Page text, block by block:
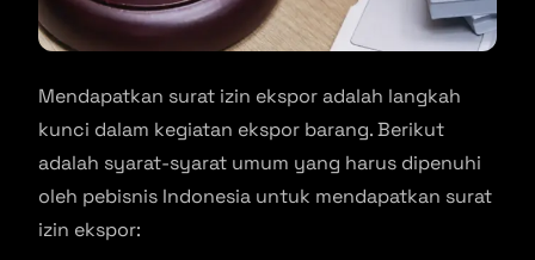
Mendapatkan surat izin ekspor adalah langkah
kunci dalam kegiatan ekspor barang. Berikut
adalah syarat-syarat umum yang harus dipenuhi
oleh pebisnis Indonesia untuk mendapatkan surat
izin ekspor: